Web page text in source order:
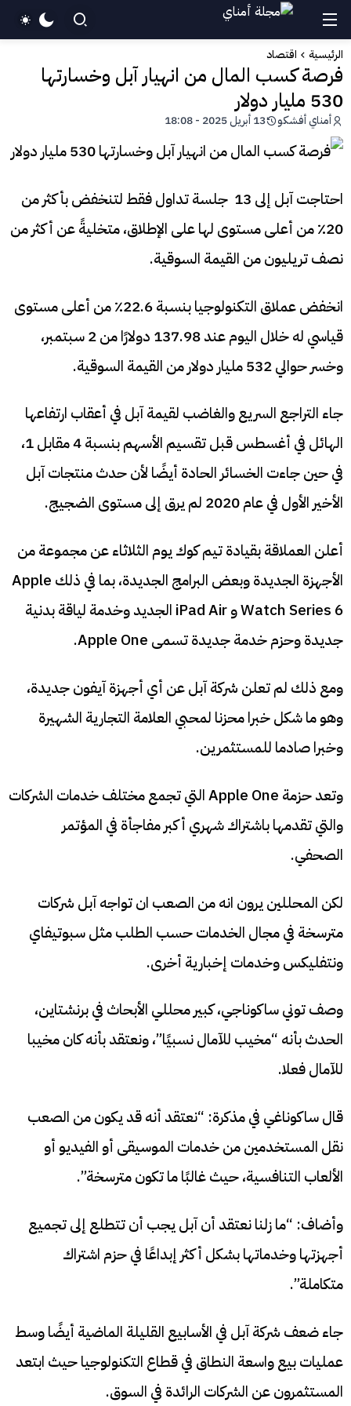
الرئيسية اقتصاد
فرصة كسب المال من انهيار آبل وخسارتها
530 مليار دولار
أمناي أفشكو 13 أبريل 2025 - 18:08
احتاجت آبل إلى 13 جلسة تداول فقط لتنخفض بأكثر من
20٪ من أعلى مستوى لها على الإطلاق، متخليةً عن أكثر من
نصف تريليون من القيمة السوقية.
انخفض عملاق التكنولوجيا بنسبة 22.6٪ من أعلى مستوى
قياسي له خلال اليوم عند 137.98 دولارًا من 2 سبتمبر،
وخسر حوالي 532 مليار دولار من القيمة السوقية.
جاء التراجع السريع والغاضب لقيمة آبل في أعقاب ارتفاعها
الهائل في أغسطس قبل تقسيم الأسهم بنسبة 4 مقابل 1،
في حين جاءت الخسائر الحادة أيضًا لأن حدث منتجات آبل
الأخير الأول في عام 2020 لم يرق إلى مستوى الضجيج.
أعلن العملاقة بقيادة تيم كوك يوم الثلاثاء عن مجموعة من
الأجهزة الجديدة وبعض البرامج الجديدة، بما في ذلك Apple
Watch Series 6 و iPad Air الجديد وخدمة لياقة بدنية
جديدة وحزم خدمة جديدة تسمى Apple One.
ومع ذلك لم تعلن شركة آبل عن أي أجهزة آيفون جديدة،
وهو ما شكل خبرا محزنا لمحبي العلامة التجارية الشهيرة
وخبرا صادما للمستثمرين.
وتعد حزمة Apple One التي تجمع مختلف خدمات الشركات
والتي تقدمها باشتراك شهري أكبر مفاجأة في المؤتمر
الصحفي.
لكن المحللين يرون انه من الصعب ان تواجه آبل شركات
مترسخة في مجال الخدمات حسب الطلب مثل سبوتيفاي
ونتفليكس وخدمات إخبارية أخرى.
وصف توني ساكوناجي، كبير محللي الأبحاث في برنشتاين،
الحدث بأنه “مخيب للآمال نسبيًا”، ونعتقد بأنه كان مخيبا
للآمال فعلا.
قال ساكوناغي في مذكرة: “نعتقد أنه قد يكون من الصعب
نقل المستخدمين من خدمات الموسيقى أو الفيديو أو
الألعاب التنافسية، حيث غالبًا ما تكون مترسخة”.
وأضاف: “ما زلنا نعتقد أن آبل يجب أن تتطلع إلى تجميع
أجهزتها وخدماتها بشكل أكثر إبداعًا في حزم اشتراك
متكاملة”.
جاء ضعف شركة آبل في الأسابيع القليلة الماضية أيضًا وسط
عمليات بيع واسعة النطاق في قطاع التكنولوجيا حيث ابتعد
المستثمرون عن الشركات الرائدة في السوق.